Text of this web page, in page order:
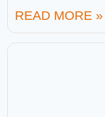
READ MORE »